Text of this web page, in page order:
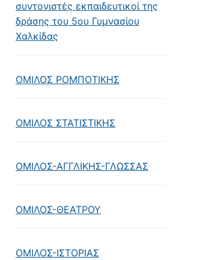
συντονιστές εκπαιδευτικοί της
δράσης του 5ου Γυμνασίου
Χαλκίδας
ΟΜΙΛΟΣ ΡΟΜΠΟΤΙΚΗΣ
ΟΜΙΛΟΣ ΣΤΑΤΙΣΤΙΚΗΣ
ΟΜΙΛΟΣ-ΑΓΓΛΙΚΗΣ-ΓΛΩΣΣΑΣ
ΟΜΙΛΟΣ-ΘΕΑΤΡΟΥ
ΟΜΙΛΟΣ-ΙΣΤΟΡΙΑΣ